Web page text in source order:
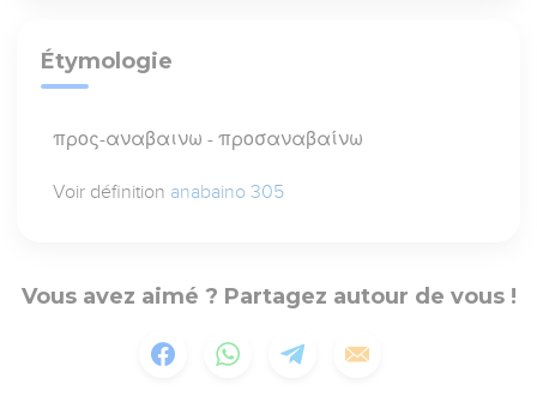
Étymologie
προς-αναβαινω - προσαναβαίνω
Voir définition anabaino 305
Vous avez aimé ? Partagez autour de vous !